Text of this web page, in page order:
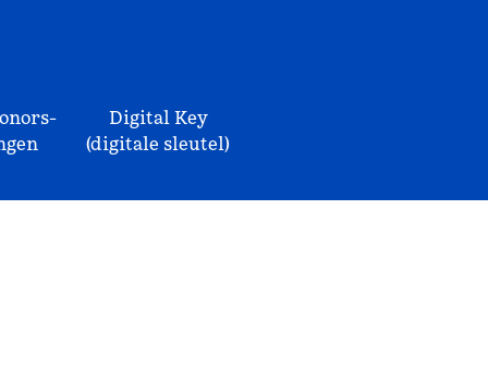
Digital Key
(digitale sleutel)